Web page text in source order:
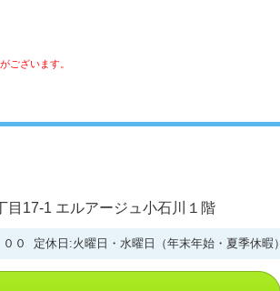
ございます。
目17-1 エルアージュ小石川１階
０ 定休日:火曜日・水曜日（年末年始・夏季休暇）